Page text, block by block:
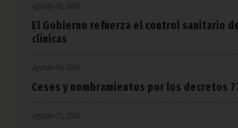
agosto 06, 2026
El Gobierno refuerza el control sanitario
clínicas
agosto 06, 2026
Ceses y nombramientos por los decretos
agosto 05, 2026